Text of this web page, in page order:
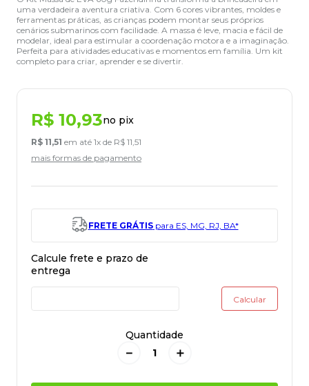
uma verdadeira aventura criativa. Com 6 cores vibrantes, moldes e
ferramentas práticas, as crianças podem montar seus próprios
cenários submarinos com facilidade. A massa é leve, macia e fácil de
modelar, ideal para estimular a coordenação motora e a imaginação.
Perfeita para atividades educativas e momentos em família. Um kit
completo para criar, aprender e se divertir.
R$ 10,93no pix
R$ 11,51 em até 1x de R$ 11,51
mais formas de pagamento
FRETE GRÁTISpara ES, MG, RJ, BA*
Quantidade
＋
－